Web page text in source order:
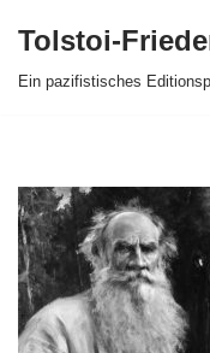
Tolstoi-
Ein pazifistisches